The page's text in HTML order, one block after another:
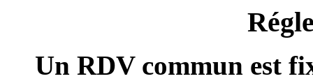
Un RDV commun est